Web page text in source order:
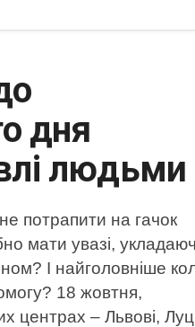
дня
людьми
потрапити на гачок
мати увазі,
І найголовніше
18 жовтня,
центрах – Львові,